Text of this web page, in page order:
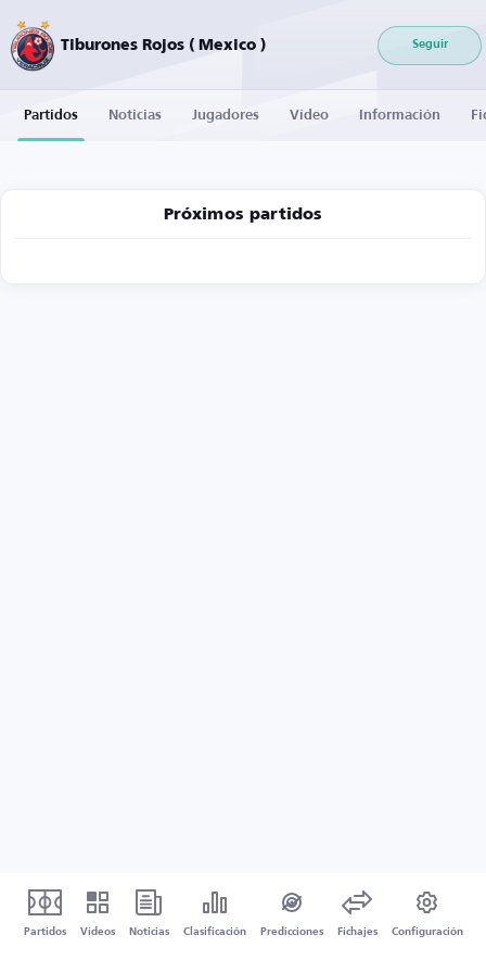
Tiburones Rojos ( Mexico ) Seguir
Partidos Noticias Jugadores Vídeo Información
Próximos partidos
Partidos Vídeos Noticias Clasificación Predicciones Fichajes Configuración